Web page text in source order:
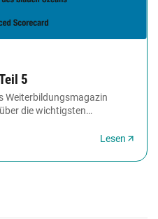
5
Weiterbildungsmagazin
die wichtigsten
Lesen